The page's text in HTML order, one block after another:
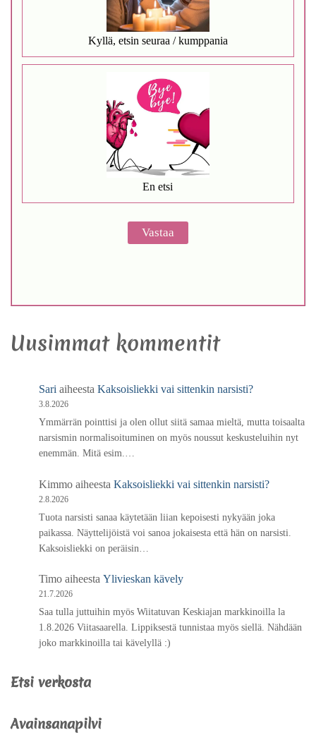
Kyllä, etsin seuraa / kumppania
En etsi
Uusimmat kommentit
Sari aiheesta Kaksoisliekki vai sittenkin narsisti?
3.8.2026
Ymmärrän pointtisi ja olen ollut siitä samaa mieltä, mutta toisaalta
narsismin normalisoituminen on myös noussut keskusteluihin nyt
enemmän. Mitä esim.…
Kimmo aiheesta Kaksoisliekki vai sittenkin narsisti?
2.8.2026
Tuota narsisti sanaa käytetään liian kepoisesti nykyään joka
paikassa. Näyttelijöistä voi sanoa jokaisesta että hän on narsisti.
Kaksoisliekki on peräisin…
Timo aiheesta Ylivieskan kävely
21.7.2026
Saa tulla juttuihin myös Wiitatuvan Keskiajan markkinoilla la
1.8.2026 Viitasaarella. Lippiksestä tunnistaa myös siellä. Nähdään
joko markkinoilla tai kävelyllä :)
Etsi verkosta
Avainsanapilvi